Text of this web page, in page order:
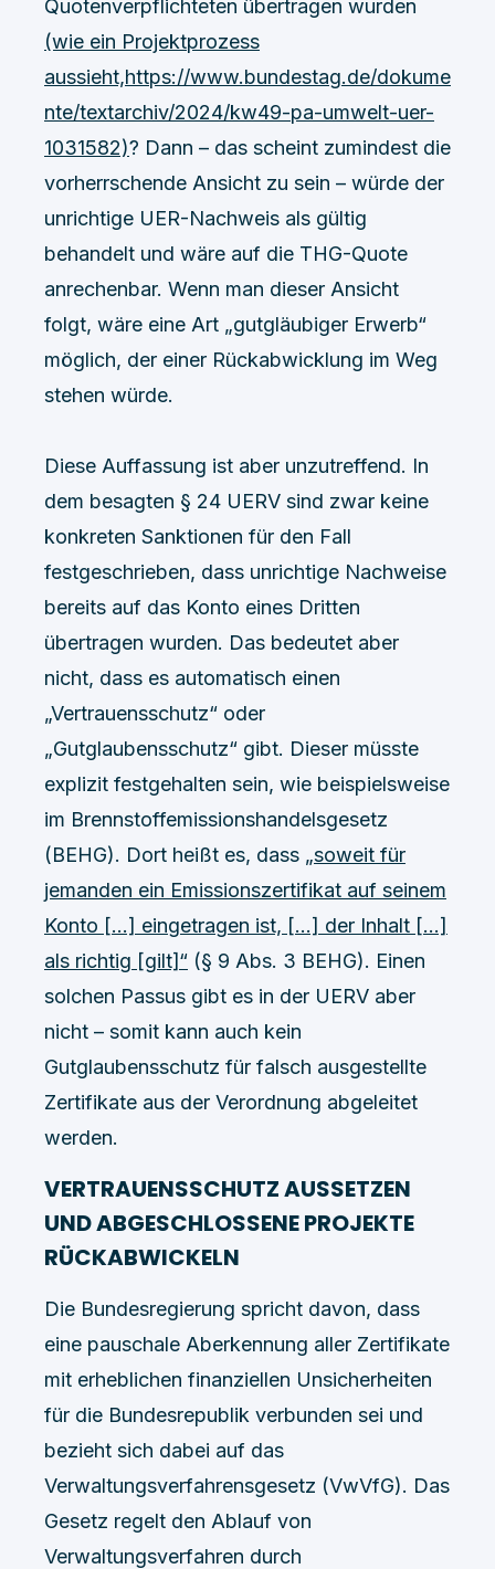
Quotenverpflichteten übertragen wurden
(wie ein Projektprozess
aussieht,https://www.bundestag.de/dokume
nte/textarchiv/2024/kw49-pa-umwelt-uer-
1031582)? Dann – das scheint zumindest die
vorherrschende Ansicht zu sein – würde der
unrichtige UER-Nachweis als gültig
behandelt und wäre auf die THG-Quote
anrechenbar. Wenn man dieser Ansicht
folgt, wäre eine Art „gutgläubiger Erwerb“
möglich, der einer Rückabwicklung im Weg
stehen würde.
Diese Auffassung ist aber unzutreffend. In
dem besagten § 24 UERV sind zwar keine
konkreten Sanktionen für den Fall
festgeschrieben, dass unrichtige Nachweise
bereits auf das Konto eines Dritten
übertragen wurden. Das bedeutet aber
nicht, dass es automatisch einen
„Vertrauensschutz“ oder
„Gutglaubensschutz“ gibt. Dieser müsste
explizit festgehalten sein, wie beispielsweise
im Brennstoffemissionshandelsgesetz
(BEHG). Dort heißt es, dass „soweit für
jemanden ein Emissionszertifikat auf seinem
Konto […] eingetragen ist, […] der Inhalt […]
als richtig [gilt]“ (§ 9 Abs. 3 BEHG). Einen
solchen Passus gibt es in der UERV aber
nicht – somit kann auch kein
Gutglaubensschutz für falsch ausgestellte
Zertifikate aus der Verordnung abgeleitet
werden.
VERTRAUENSSCHUTZ AUSSETZEN
UND ABGESCHLOSSENE PROJEKTE
RÜCKABWICKELN
Die Bundesregierung spricht davon, dass
eine pauschale Aberkennung aller Zertifikate
mit erheblichen finanziellen Unsicherheiten
für die Bundesrepublik verbunden sei und
bezieht sich dabei auf das
Verwaltungsverfahrensgesetz (VwVfG). Das
Gesetz regelt den Ablauf von
Verwaltungsverfahren durch